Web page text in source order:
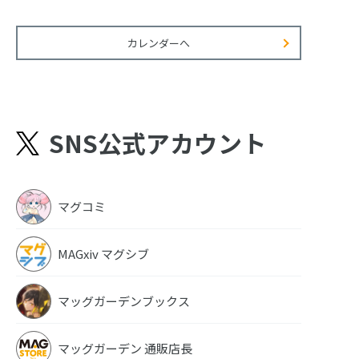
カレンダーへ
SNS公式アカウント
マグコミ
MAGxiv マグシブ
マッグガーデンブックス
マッグガーデン 通販店長